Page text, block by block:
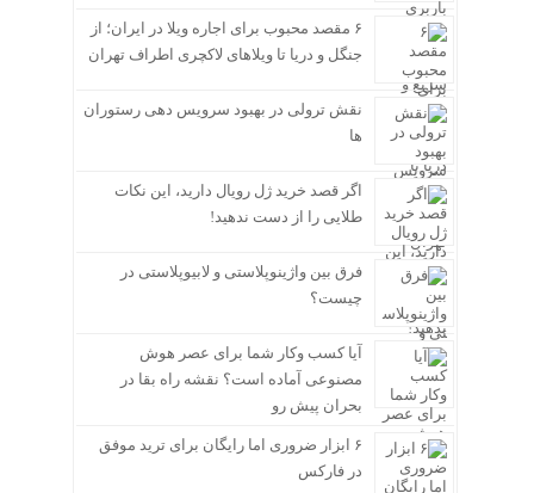
۶ مقصد محبوب برای اجاره ویلا در ایران؛ از
جنگل و دریا تا ویلاهای لاکچری اطراف تهران
نقش ترولی در بهبود سرویس دهی رستوران
ها
اگر قصد خرید ژل رویال دارید، این نکات
طلایی را از دست ندهید!
فرق بین واژینوپلاستی و لابیوپلاستی در
چیست؟
آیا کسب وکار شما برای عصر هوش
مصنوعی آماده است؟ نقشه راه بقا در
بحران پیش رو
۶ ابزار ضروری اما رایگان برای ترید موفق
در فارکس